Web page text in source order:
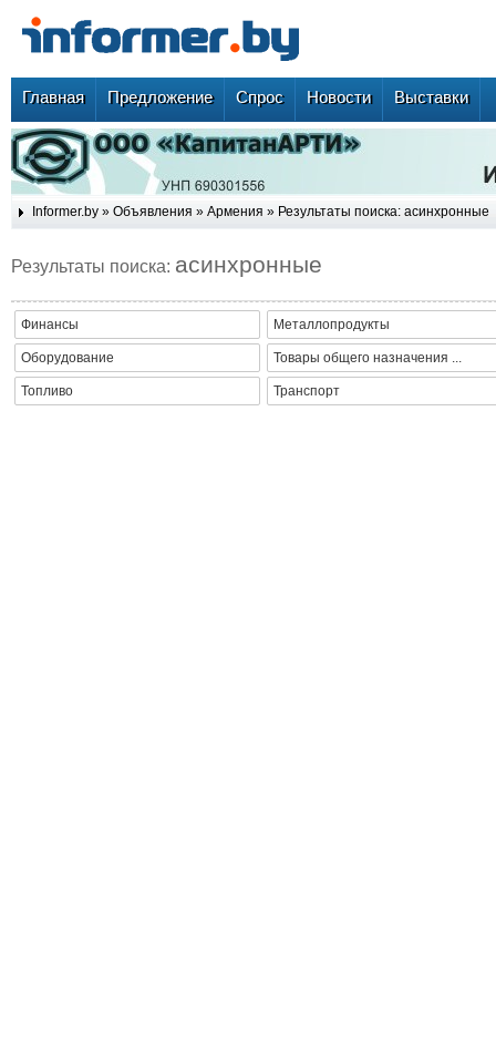
Главная Предложение Спрос Новости Выставки
Informer.by » Объявления » Армения » Результаты поиска: асинхронные
Результаты поиска: асинхронные
Финансы Металлопродукты
Оборудование Товары общего назначения ...
Топливо Транспорт